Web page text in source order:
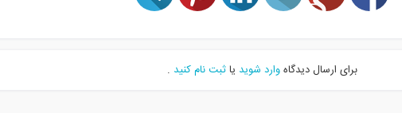
برای ارسال دیدگاهوارد شوید یاثبت نام کنید .